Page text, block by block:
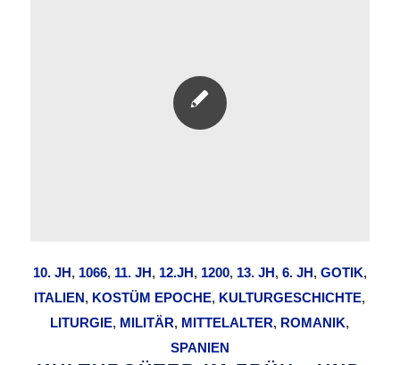
10. JH, 1066, 11. JH, 12.JH, 1200, 13. JH, 6. JH, GOTIK,
ITALIEN, KOSTÜM EPOCHE, KULTURGESCHICHTE,
LITURGIE, MILITÄR, MITTELALTER, ROMANIK,
SPANIEN